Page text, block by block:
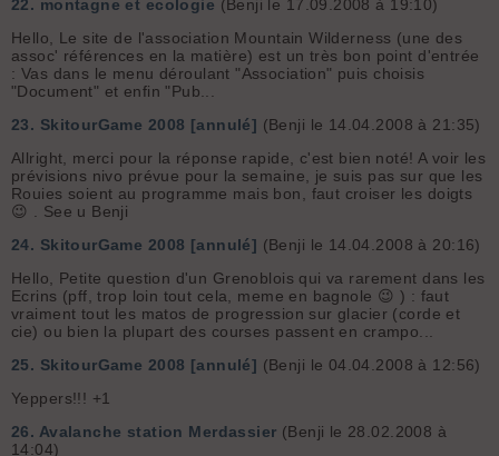
22. montagne et ecologie (Benji le 17.09.2008 à 19:10)
Hello, Le site de l'association Mountain Wilderness (une des
assoc' références en la matière) est un très bon point d'entrée
: Vas dans le menu déroulant "Association" puis choisis
"Document" et enfin "Pub...
23. SkitourGame 2008 [annulé] (Benji le 14.04.2008 à 21:35)
Allright, merci pour la réponse rapide, c'est bien noté! A voir les
prévisions nivo prévue pour la semaine, je suis pas sur que les
Rouies soient au programme mais bon, faut croiser les doigts
😉 . See u Benji
24. SkitourGame 2008 [annulé] (Benji le 14.04.2008 à 20:16)
Hello, Petite question d'un Grenoblois qui va rarement dans les
Ecrins (pff, trop loin tout cela, meme en bagnole 😉 ) : faut
vraiment tout les matos de progression sur glacier (corde et
cie) ou bien la plupart des courses passent en crampo...
25. SkitourGame 2008 [annulé] (Benji le 04.04.2008 à 12:56)
Yeppers!!! +1
26. Avalanche station Merdassier (Benji le 28.02.2008 à
14:04)